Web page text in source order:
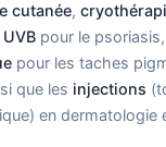
cutanée,
pour le psoriasis,
pour les taches
que les injections
en dermatologie